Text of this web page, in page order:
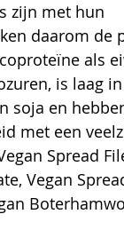
zijn met hun
daarom de
als
is laag
soja en
met een
Spread
Vegan